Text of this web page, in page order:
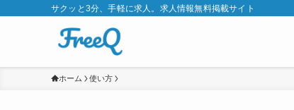
サクッと3分、手軽に求人。求人情報無料掲載サイト
ホーム 使い方